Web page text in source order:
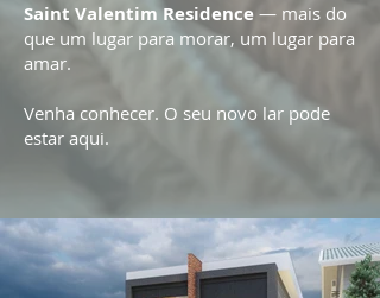
Saint Valentim Residence — mais do
que um lugar para morar, um lugar para
amar.
Venha conhecer. O seu novo lar pode
estar aqui.